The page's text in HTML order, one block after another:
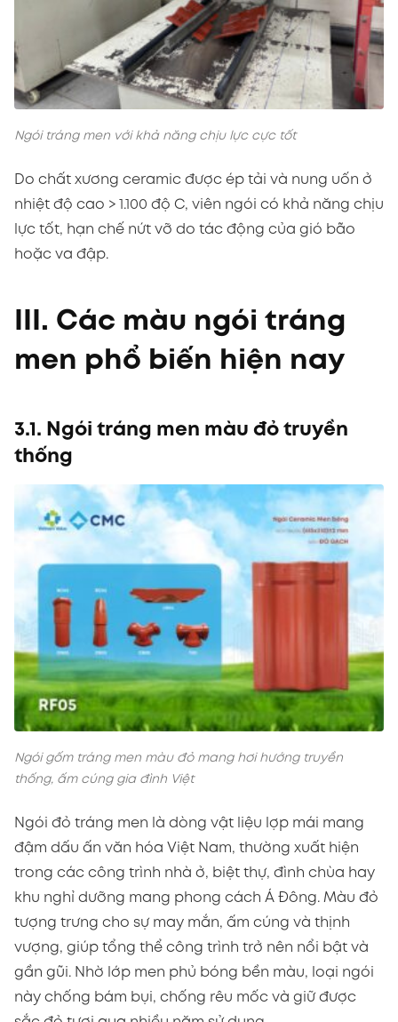
Ngói tráng men với khả năng chịu lực cực tốt
Do chất xương ceramic được ép tải và nung uốn ở
nhiệt độ cao > 1.100 độ C, viên ngói có khả năng chịu
lực tốt, hạn chế nứt vỡ do tác động của gió bão
hoặc va đập.
III. Các màu ngói tráng
men phổ biến hiện nay
3.1. Ngói tráng men màu đỏ truyền
thống
Ngói gốm tráng men màu đỏ mang hơi hướng truyền
thống, ấm cúng gia đình Việt
Ngói đỏ tráng men là dòng vật liệu lợp mái mang
đậm dấu ấn văn hóa Việt Nam, thường xuất hiện
trong các công trình nhà ở, biệt thự, đình chùa hay
khu nghỉ dưỡng mang phong cách Á Đông. Màu đỏ
tượng trưng cho sự may mắn, ấm cúng và thịnh
vượng, giúp tổng thể công trình trở nên nổi bật và
gần gũi. Nhờ lớp men phủ bóng bền màu, loại ngói
này chống bám bụi, chống rêu mốc và giữ được